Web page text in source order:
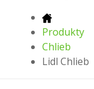
Produkty
Chlieb
Lidl Chlieb